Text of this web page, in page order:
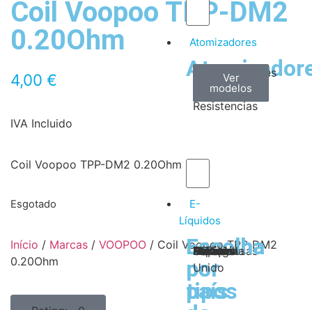
Atomizadores
Claromizadores
Ver
modelos
Reconstruíveis
Ver
modelos
Resistencias
Ver
modelos
E-
Líquidos
Escolha
por
tipos
Tabaco
Frutas
Bebidas
Frescos
Sobremesas
Escolha
por
país
Portugal
Alemanha
USA
Reino
Unido
Canadá
França
Malásia
Filipinas
Espanha
Polónia
Grécia
Coil Voopoo TPP-DM2
0.20Ohm
4,00 €
IVA Incluido
Coil Voopoo TPP-DM2 0.20Ohm
Esgotado
Início / Marcas / VOOPOO / Coil Voopoo TPP-DM2
0.20Ohm